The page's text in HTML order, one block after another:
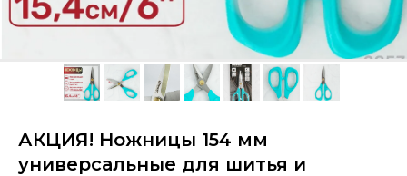
АКЦИЯ! Ножницы 154 мм
универсальные для шитья и